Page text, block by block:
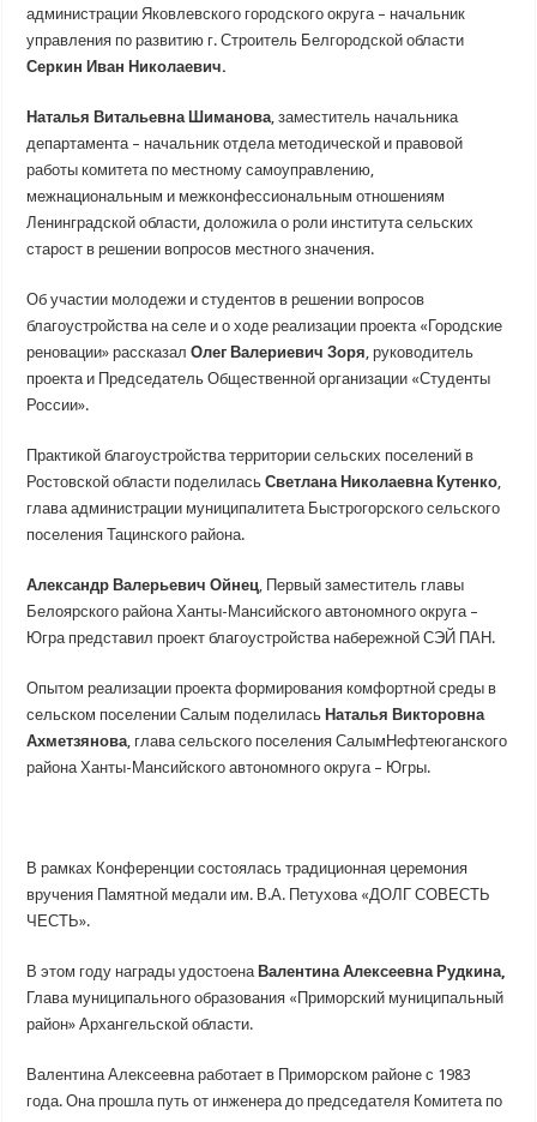
администрации Яковлевского городского округа – начальник
управления по развитию г. Строитель Белгородской области
Серкин Иван Николаевич.
Наталья Витальевна Шиманова , заместитель начальника
департамента – начальник отдела методической и правовой
работы комитета по местному самоуправлению,
межнациональным и межконфессиональным отношениям
Ленинградской области, доложила о роли института сельских
старост в решении вопросов местного значения.
Об участии молодежи и студентов в решении вопросов
благоустройства на селе и о ходе реализации проекта «Городские
реновации» рассказалОлег Валериевич Зоря , руководитель
проекта и Председатель Общественной организации «Студенты
России».
Практикой благоустройства территории сельских поселений в
Ростовской области поделиласьСветлана Николаевна Кутенко
глава администрации муниципалитета Быстрогорского сельского
поселения Тацинского района.
Александр Валерьевич Ойнец , Первый заместитель главы
Белоярского района Ханты-Мансийского автономного округа –
Югра представил проект благоустройства набережной СЭЙ ПАН.
Опытом реализации проекта формирования комфортной среды в
сельском поселении Салым поделилась Наталья Викторовна
Ахметзянова , глава сельского поселения СалымНефтеюганского
района Ханты-Мансийского автономного округа – Югры.
В рамках Конференции состоялась традиционная церемония
вручения Памятной медали им. В.А. Петухова «ДОЛГ СОВЕСТЬ
ЧЕСТЬ».
В этом году награды удостоена Валентина Алексеевна Рудкина,
Глава муниципального образования «Приморский муниципальный
район» Архангельской области.
Валентина Алексеевна работает в Приморском районе с 1983
года. Она прошла путь от инженера до председателя Комитета по